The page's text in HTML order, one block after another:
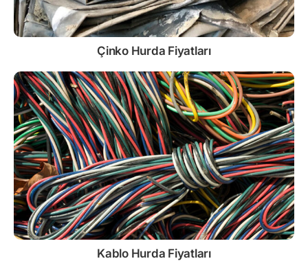
Çinko Hurda Fiyatları
Kablo Hurda Fiyatları